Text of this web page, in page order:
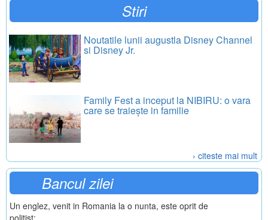
Stiri
Noutatile lunii augustla Disney Channel
si Disney Jr.
Family Fest a inceput la NIBIRU: o vara
care se traiește in familie
› citeste mai mult
Bancul zilei
Un englez, venit in Romania la o nunta, este oprit de
politist: